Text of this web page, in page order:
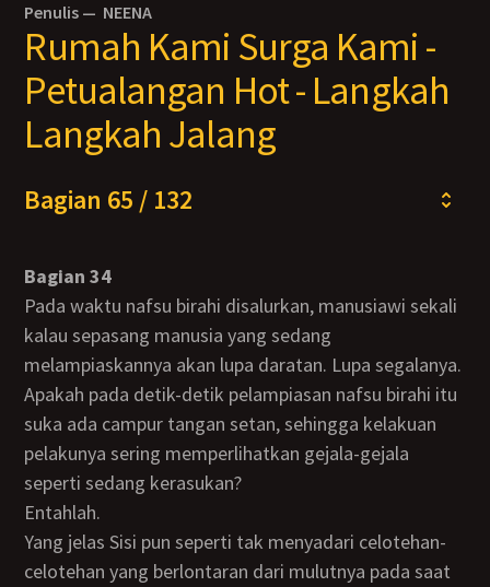
Penulis — NEENA
Rumah Kami Surga Kami -
Petualangan Hot - Langkah
Langkah Jalang
Bagian 65 / 132
Bagian 34
Pada waktu nafsu birahi disalurkan, manusiawi sekali
kalau sepasang manusia yang sedang
melampiaskannya akan lupa daratan. Lupa segalanya.
Apakah pada detik-detik pelampiasan nafsu birahi itu
suka ada campur tangan setan, sehingga kelakuan
pelakunya sering memperlihatkan gejala-gejala
seperti sedang kerasukan?
Entahlah.
Yang jelas Sisi pun seperti tak menyadari celotehan-
celotehan yang berlontaran dari mulutnya pada saat